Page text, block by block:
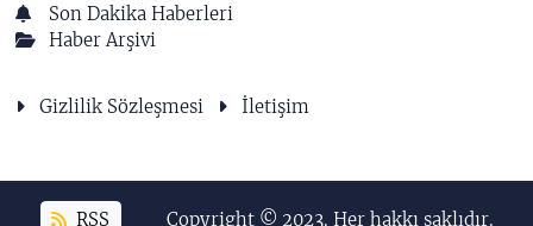
Son Dakika Haberleri
Haber Arşivi
Gizlilik Sözleşmesi İletişim
RSS Copyright © 2023. Her hakkı saklıdır.